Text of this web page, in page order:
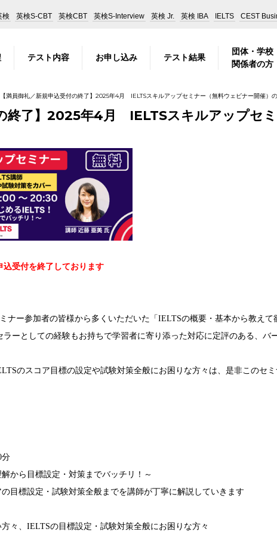
検 英検S-CBT 英検CBT 英検S-Interview 英検 Jr. 英検 IBA IELTS CEST
テスト内容 お申し込み テスト結果
団体・学校
関係者の方
【満員御礼／新規申込受付の終了】2025年4月 IELTSスキルアップセミナー（無料ウェビナー開催）
終了】2025年4月 IELTSスキルアップセ
受付を終了しております
ナー参加者の皆様から多くいただいた「IELTSの概要・基本から教え
ーとしての経験もお持ちで学習者に寄り添った対応に定評のある、バ
のスコア目標の設定や試験対策全般にお困りな方々は、是非このセ
分
から目標設定・対策までバッチリ！～
目標設定・試験対策全般までを講師が丁寧に解説していきます
々、IELTSの目標設定・試験対策全般にお困りな方々